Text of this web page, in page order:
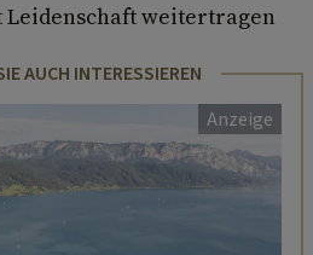
weitertragen
AUCH INTERESSIEREN